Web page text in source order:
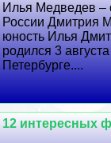
Илья Медведев –
России Дмитрия
юность Илья
родился 3
Петербурге....
12 интересных